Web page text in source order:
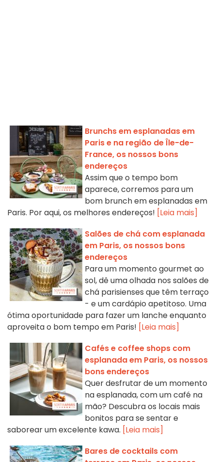
Brunchs em esplanadas em
Paris e na região de Île-de-
France, os nossos bons
endereços
Assim que o tempo bom
aparece, corremos para um
bom brunch em esplanadas em
Paris. Por aqui, os melhores endereços! [Leia mais]
Salões de chá com esplanada
em Paris, os nossos bons
endereços
Para um momento gourmet ao
sol, dê uma olhada nos salões de
chá parisienses que têm terraço
- e um cardápio apetitoso. Uma
ótima oportunidade para fazer um lanche enquanto
aproveita o bom tempo em Paris! [Leia mais]
Cafés e coffee shops com
esplanada em Paris, os nossos
bons endereços
Quer desfrutar de um momento
na esplanada, com um café na
mão? Descubra os locais mais
bonitos para se sentar e
saborear um excelente kawa. [Leia mais]
Bares de cocktails com